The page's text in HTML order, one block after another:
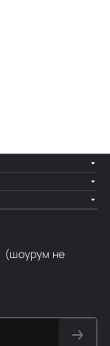
(шоурум не